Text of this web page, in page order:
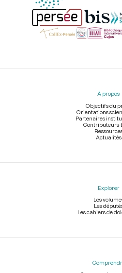
Menu
À propos
Objectifs du
Orientations
Partenaires
Contributeurs-
Actualités
Explorer
Les
Les
Les cahiers de